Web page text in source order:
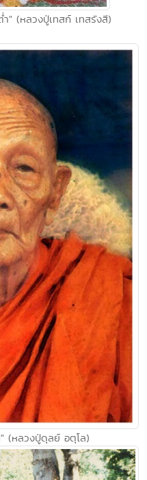
ำ" (หลวงปู่เทสก์ เทสรังสี)
" (หลวงปู่ดุลย์ อตุโล)